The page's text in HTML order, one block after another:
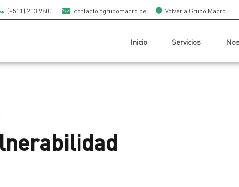
(+511) 203 9800 contacto@grupomacro.pe Volver a Grupo Macro
Inicio Servicios